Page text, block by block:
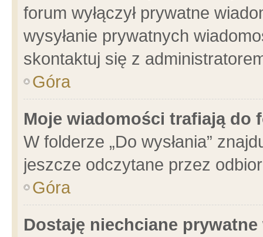
forum wyłączył prywatne
wysyłanie prywatnych
skontaktuj się z
Góra
Moje wiadomości trafiają do
W folderze „Do wysłania”
jeszcze odczytane przez
Góra
Dostaję niechciane